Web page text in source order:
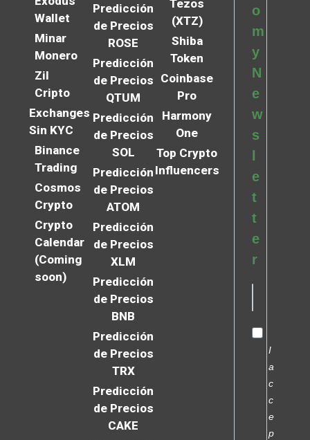
Wallet
Minar
Monero
Zil
Cripto
Exchanges
Sin KYC
Binance
Trading
Cosmos
Crypto
Crypto
Calendar
(Coming
soon)
Predicción
de Precios
ROSE
Predicción
de Precios
QTUM
Predicción
de Precios
SOL
Predicción
de Precios
ATOM
Predicción
de Precios
XLM
Predicción
de Precios
BNB
Predicción
de Precios
TRX
Predicción
de Precios
CAKE
Tezos
(XTZ)
Shiba
Token
Coinbase
Pro
Harmony
One
Top Crypto
Influencers
o
m
y
N
e
w
s
e
t
t
e
r
I
a
c
c
e
p